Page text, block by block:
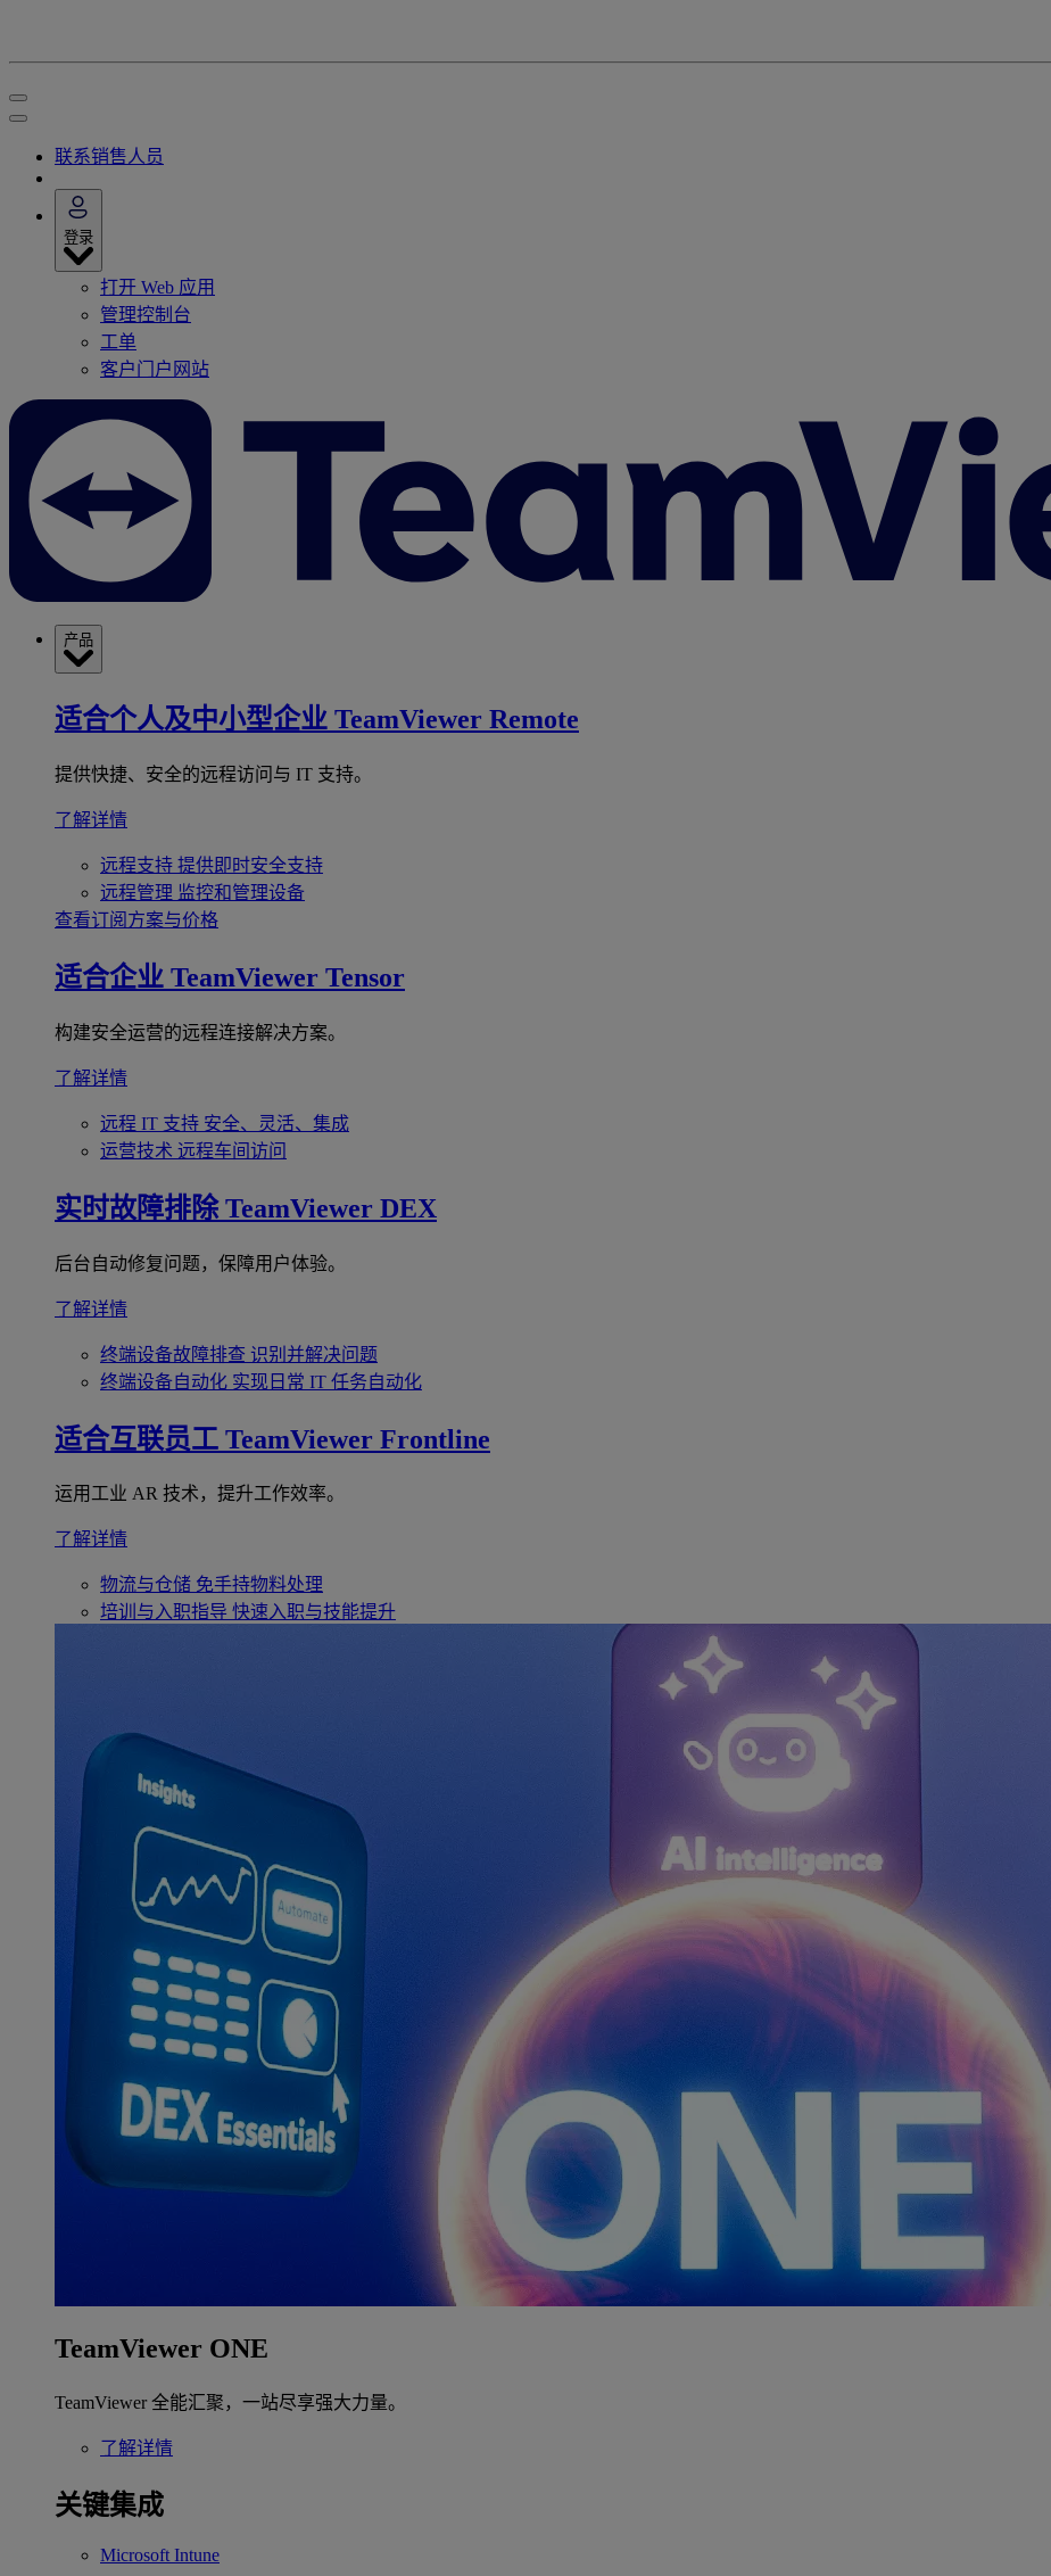
联系销售人员
登录
打开 Web 应用
管理控制台
工单
客户门户网站
产品
适合个人及中小型企业 TeamViewer Remote
提供快捷、安全的远程访问与 IT 支持。
了解详情
远程支持 提供即时安全支持
远程管理 监控和管理设备
查看订阅方案与价格
适合企业 TeamViewer Tensor
构建安全运营的远程连接解决方案。
了解详情
远程 IT 支持 安全、灵活、集成
运营技术 远程车间访问
实时故障排除 TeamViewer DEX
后台自动修复问题，保障用户体验。
了解详情
终端设备故障排查 识别并解决问题
终端设备自动化 实现日常 IT 任务自动化
适合互联员工 TeamViewer Frontline
运用工业 AR 技术，提升工作效率。
了解详情
物流与仓储 免手持物料处理
培训与入职指导 快速入职与技能提升
TeamViewer ONE
TeamViewer 全能汇聚，一站尽享强大力量。
了解详情
关键集成
Microsoft Intune